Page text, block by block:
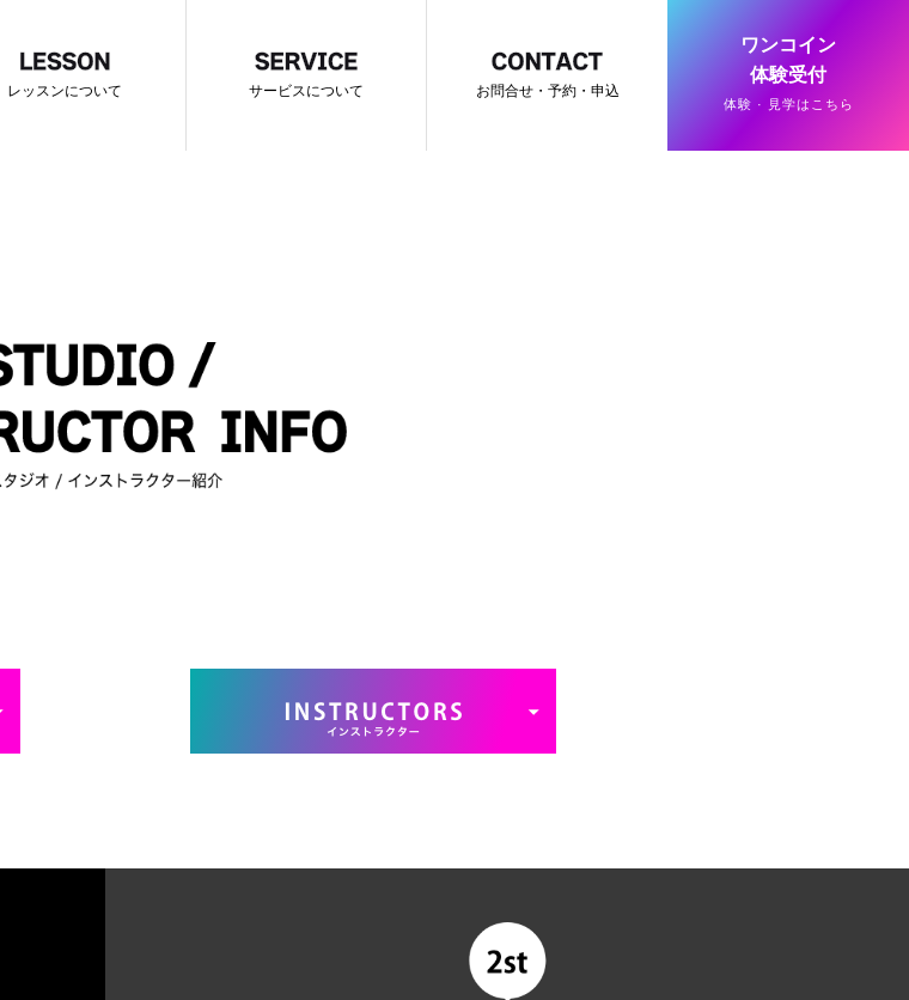
レッスンについて サービスについて お問合せ・予約・申込
ワンコイン
体験受付
体験 · 見学はこちら